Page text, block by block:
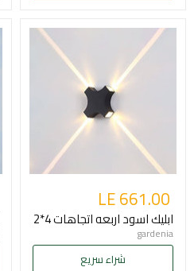
LE 661.00
ابليك اسود اربعه اتجاهات 4*2
gardenia
شراء سريع